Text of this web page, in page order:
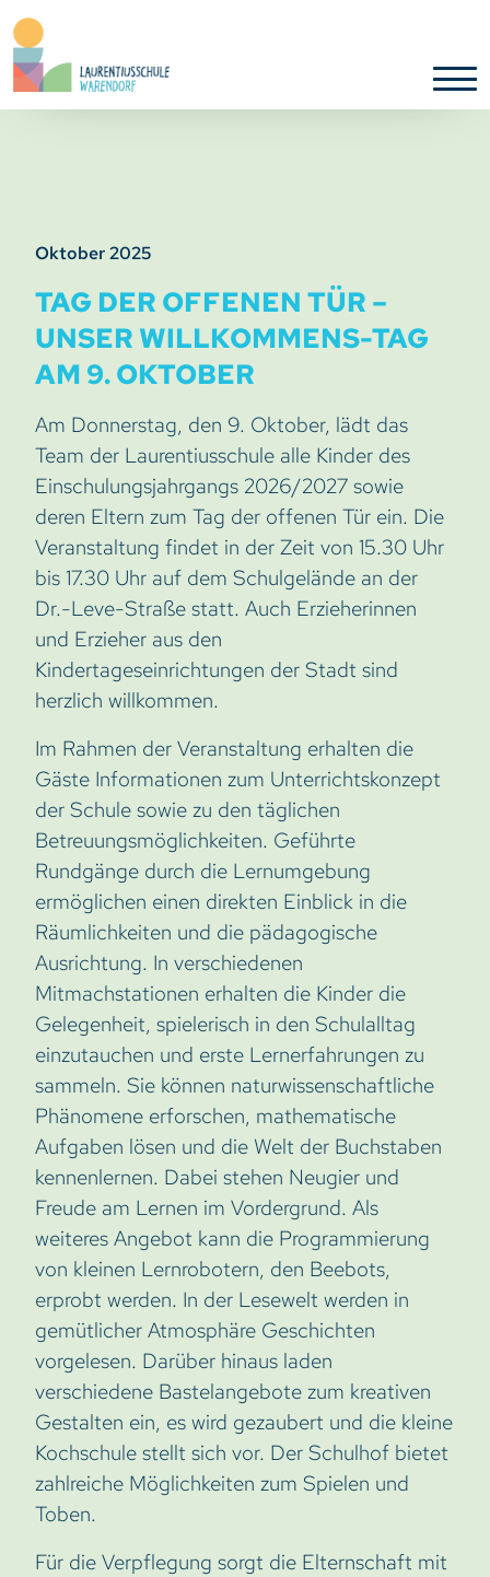
Oktober 2025
TAG DER OFFENEN TÜR –
UNSER WILLKOMMENS-TAG
AM 9. OKTOBER
Am Donnerstag, den 9. Oktober, lädt das
Team der Laurentiusschule alle Kinder des
Einschulungsjahrgangs 2026/2027 sowie
deren Eltern zum Tag der offenen Tür ein. Die
Veranstaltung findet in der Zeit von 15.30 Uhr
bis 17.30 Uhr auf dem Schulgelände an der
Dr.-Leve-Straße statt. Auch Erzieherinnen
und Erzieher aus den
Kindertageseinrichtungen der Stadt sind
herzlich willkommen.
Im Rahmen der Veranstaltung erhalten die
Gäste Informationen zum Unterrichtskonzept
der Schule sowie zu den täglichen
Betreuungsmöglichkeiten. Geführte
Rundgänge durch die Lernumgebung
ermöglichen einen direkten Einblick in die
Räumlichkeiten und die pädagogische
Ausrichtung. In verschiedenen
Mitmachstationen erhalten die Kinder die
Gelegenheit, spielerisch in den Schulalltag
einzutauchen und erste Lernerfahrungen zu
sammeln. Sie können naturwissenschaftliche
Phänomene erforschen, mathematische
Aufgaben lösen und die Welt der Buchstaben
kennenlernen. Dabei stehen Neugier und
Freude am Lernen im Vordergrund. Als
weiteres Angebot kann die Programmierung
von kleinen Lernrobotern, den Beebots,
erprobt werden. In der Lesewelt werden in
gemütlicher Atmosphäre Geschichten
vorgelesen. Darüber hinaus laden
verschiedene Bastelangebote zum kreativen
Gestalten ein, es wird gezaubert und die kleine
Kochschule stellt sich vor. Der Schulhof bietet
zahlreiche Möglichkeiten zum Spielen und
Toben.
Für die Verpflegung sorgt die Elternschaft mit